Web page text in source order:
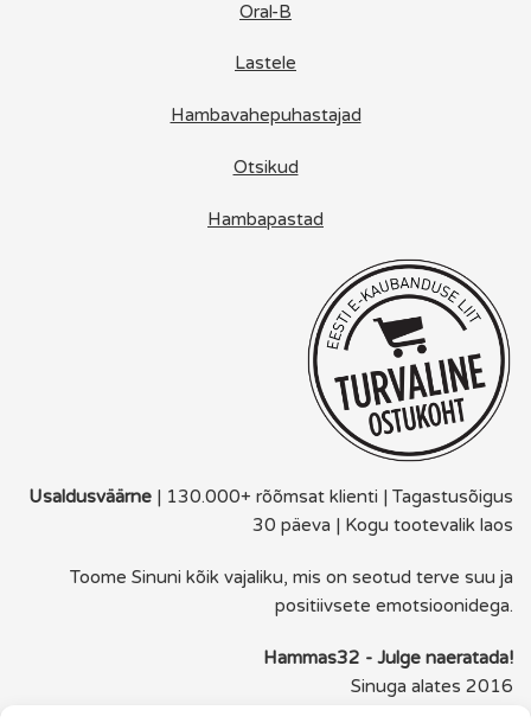
Oral-B
Lastele
Hambavahepuhastajad
Otsikud
Hambapastad
Usaldusväärne | 130.000+ rõõmsat klienti | Tagastusõigus
30 päeva | Kogu tootevalik laos
Toome Sinuni kõik vajaliku, mis on seotud terve suu ja
positiivsete emotsioonidega.
Hammas32 - Julge naeratada!
Sinuga alates 2016